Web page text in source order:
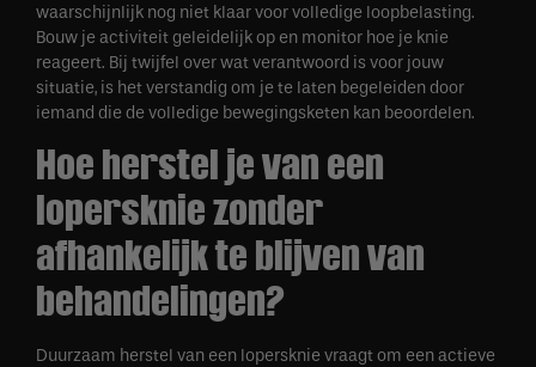
waarschijnlijk nog niet klaar voor volledige loopbelasting.
Bouw je activiteit geleidelijk op en monitor hoe je knie
reageert. Bij twijfel over wat verantwoord is voor jouw
situatie, is het verstandig om je te laten begeleiden door
iemand die de volledige bewegingsketen kan beoordelen.
Hoe herstel je van een
lopersknie zonder
afhankelijk te blijven van
behandelingen?
Duurzaam herstel van een lopersknie vraagt om een actieve